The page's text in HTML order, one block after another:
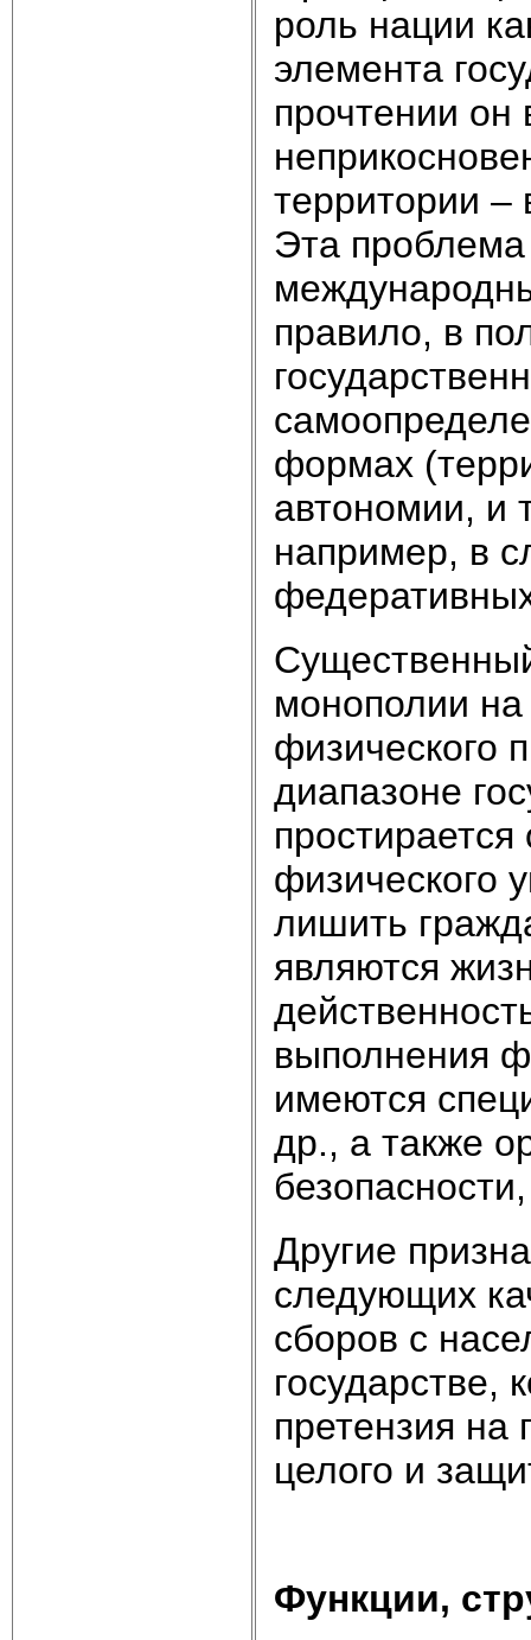
роль нации
элемента
прочтении он
территории –
Эта
правило, в
формах
автономии, и
например, в
монополии
физического
диапазоне
физического
лишить
являются
выполнения
имеются
др., а также
Другие
следующих
сборов с
государстве,
претензия на
целого и
Функции,